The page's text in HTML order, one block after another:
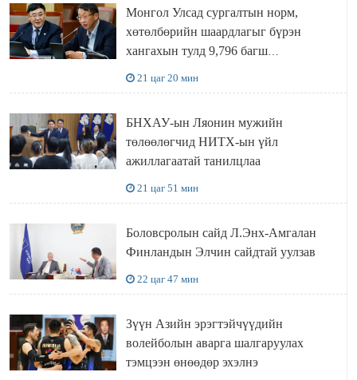
Монгол Улсад сургалтын норм,
хөтөлбөрийн шаардлагыг бүрэн
хангахын тулд 9,796 багш
21 цаг 20 мин
БНХАУ-ын Ляонин мужийн
төлөөлөгчид НИТХ-ын үйл
ажиллагаатай танилцлаа
21 цаг 51 мин
Боловсролын сайд Л.Энх-Амгалан
Финландын Элчин сайдтай уулзав
22 цаг 47 мин
Зүүн Азийн эрэгтэйчүүдийн
волейболын аварга шалгаруулах
тэмцээн өнөөдөр эхэлнэ